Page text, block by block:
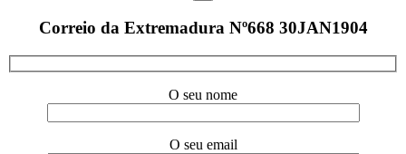
Correio da Extremadura Nº668 30JAN1904
O seu nome
O seu email